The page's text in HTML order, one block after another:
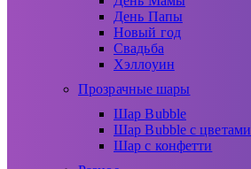
День Папы
Новый год
Свадьба
Хэллоуин
Прозрачные шары
Шар Bubble
Шар Bubble с цветами
Шар с конфетти